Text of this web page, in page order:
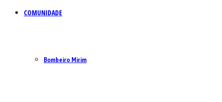
COMUNIDADE
Bombeiro Mirim